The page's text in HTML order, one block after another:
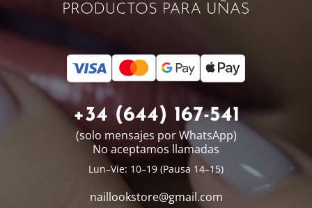
+34 (644) 167-541
(solo mensajes por WhatsApp)
No aceptamos llamadas
Lun–Vie: 10–19 (Pausa 14–15)
naillookstore@gmail.com